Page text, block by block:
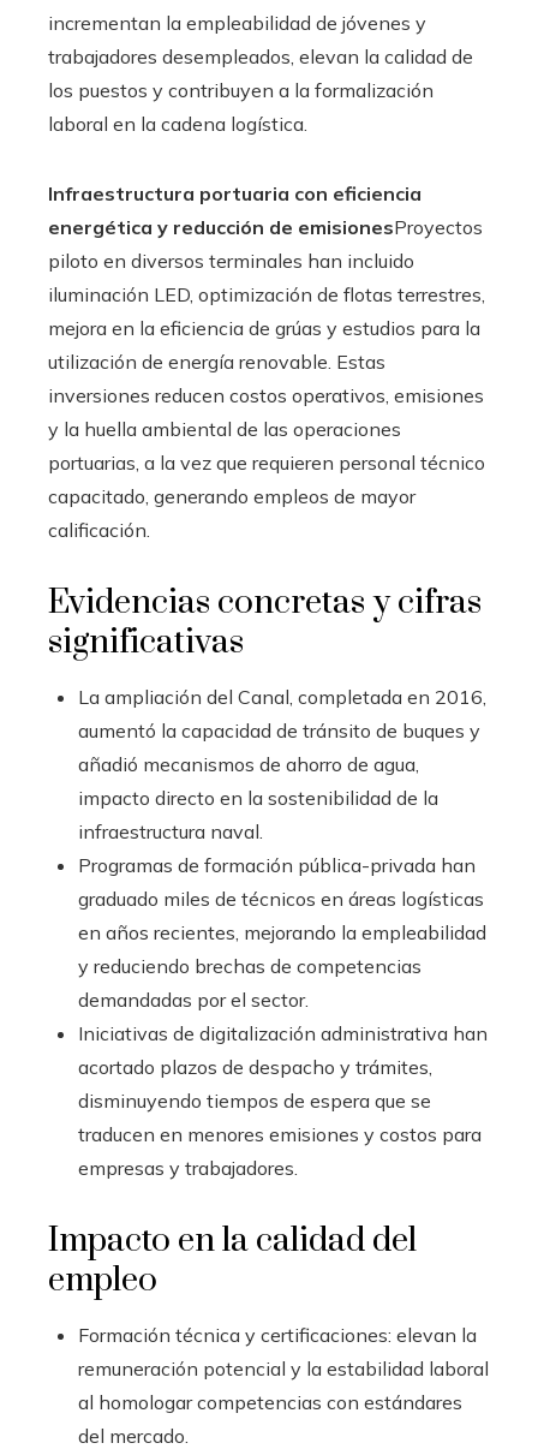
incrementan la empleabilidad de jóvenes y
trabajadores desempleados, elevan la calidad de
los puestos y contribuyen a la formalización
laboral en la cadena logística.
Infraestructura portuaria con eficiencia
energética y reducción de emisionesProyectos
piloto en diversos terminales han incluido
iluminación LED, optimización de flotas terrestres,
mejora en la eficiencia de grúas y estudios para la
utilización de energía renovable. Estas
inversiones reducen costos operativos, emisiones
y la huella ambiental de las operaciones
portuarias, a la vez que requieren personal técnico
capacitado, generando empleos de mayor
calificación.
Evidencias concretas y cifras
significativas
La ampliación del Canal, completada en 2016,
aumentó la capacidad de tránsito de buques y
añadió mecanismos de ahorro de agua,
impacto directo en la sostenibilidad de la
infraestructura naval.
Programas de formación pública-privada han
graduado miles de técnicos en áreas logísticas
en años recientes, mejorando la empleabilidad
y reduciendo brechas de competencias
demandadas por el sector.
Iniciativas de digitalización administrativa han
acortado plazos de despacho y trámites,
disminuyendo tiempos de espera que se
traducen en menores emisiones y costos para
empresas y trabajadores.
Impacto en la calidad del
empleo
Formación técnica y certificaciones: elevan la
remuneración potencial y la estabilidad laboral
al homologar competencias con estándares
del mercado.